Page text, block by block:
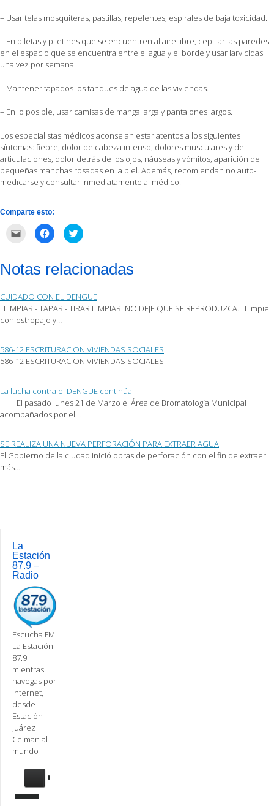
– Usar telas mosquiteras, pastillas, repelentes, espirales de baja toxicidad.
– En piletas y piletines que se encuentren al aire libre, cepillar las paredes
en el espacio que se encuentra entre el agua y el borde y usar larvicidas
una vez por semana.
– Mantener tapados los tanques de agua de las viviendas.
– En lo posible, usar camisas de manga larga y pantalones largos.
Los especialistas médicos aconsejan estar atentos a los siguientes
síntomas: fiebre, dolor de cabeza intenso, dolores musculares y de
articulaciones, dolor detrás de los ojos, náuseas y vómitos, aparición de
pequeñas manchas rosadas en la piel. Además, recomiendan no auto-
medicarse y consultar inmediatamente al médico.
Comparte esto:
correo
electrónico
amigo
(Se
abre
en
Haz
clic
Facebook
(Se
una
ventana
nueva)
Haz
clic
en
Twitter
(Se
una
ventana
nueva)
Notas relacionadas
CUIDADO CON EL DENGUE
LIMPIAR - TAPAR - TIRAR LIMPIAR. NO DEJE QUE SE REPRODUZCA... Limpie
con estropajo y…
586-12 ESCRITURACION VIVIENDAS SOCIALES
586-12 ESCRITURACION VIVIENDAS SOCIALES
La lucha contra el DENGUE continúa
El pasado lunes 21 de Marzo el Área de Bromatología Municipal
acompañados por el…
SE REALIZA UNA NUEVA PERFORACIÓN PARA EXTRAER AGUA
El Gobierno de la ciudad inició obras de perforación con el fin de extraer
más…
navigation
La
Estación
87.9 –
Radio
Escucha FM
La Estación
87.9
mientras
navegas por
internet,
desde
Estación
Juárez
Celman al
mundo